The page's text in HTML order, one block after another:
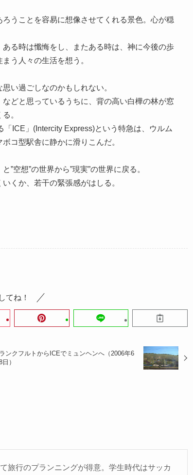
うことを容易に想像させてくれる景色。心が穏
る時は懺悔をし、またある時は、神に今後の歩
う人々の生活を想う。
い過ごしなのかもしれない。
どと思っているうちに、背の高い白樺の林が窓
。
ICE」(Intercity Express)という特急は、ウルム
コ型駅舎に静かに滑りこんだ。
空想”の世界から”現実”の世界に戻る。
くか、若干の緊張感がはしる。
てね！
ンクフルトからICEでミュンヘンへ（2006年6
日）
旅行のプランニングが得意。学生時代はサッカ